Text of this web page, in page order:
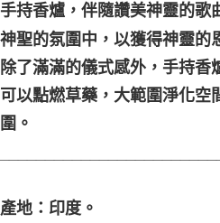
免運費
手持香爐，伴隨讚美神靈的歌
神聖的氛圍中，以獲得神靈的
除了滿滿的儀式感外，手持香
可以點燃草藥，大範圍淨化空
圍。
產地：印度。